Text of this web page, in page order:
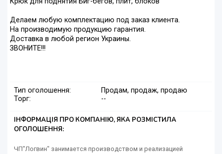
Делаем любую комплектацию под заказ клиента.
На производимую продукцию гарантия.
Доставка в любой регион Украины.
ЗВОНИТЕ!!!
Тип оголошення:
Продам, продаж, продаю
Торг:
--
ІНФОРМАЦІЯ ПРО КОМПАНІЮ, ЯКА РОЗМІСТИЛА
ОГОЛОШЕННЯ:
ЧП"Логвин" занимается производством и реализацией